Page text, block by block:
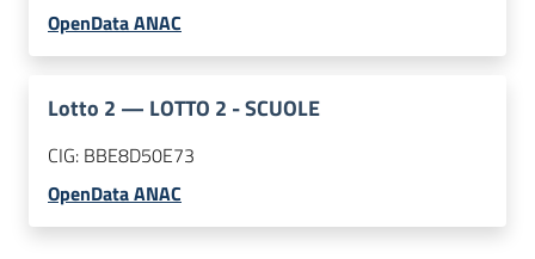
OpenData ANAC
Lotto 2 — LOTTO 2 - SCUOLE
CIG: BBE8D50E73
OpenData ANAC